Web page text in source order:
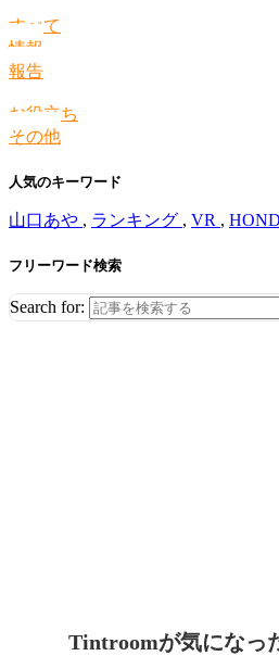
すべて
情報
報告
お役立ち
その他
人気のキーワード
山口あや , ランキング , VR ,
フリーワード検索
Search for:
Tintroomが気になっ